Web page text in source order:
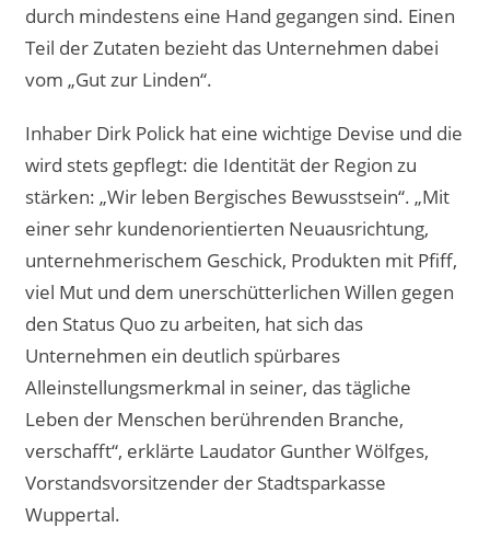
durch mindestens eine Hand gegangen sind. Einen
Teil der Zutaten bezieht das Unternehmen dabei
vom „Gut zur Linden“.
Inhaber Dirk Polick hat eine wichtige Devise und die
wird stets gepflegt: die Identität der Region zu
stärken: „Wir leben Bergisches Bewusstsein“. „Mit
einer sehr kundenorientierten Neuausrichtung,
unternehmerischem Geschick, Produkten mit Pfiff,
viel Mut und dem unerschütterlichen Willen gegen
den Status Quo zu arbeiten, hat sich das
Unternehmen ein deutlich spürbares
Alleinstellungsmerkmal in seiner, das tägliche
Leben der Menschen berührenden Branche,
verschafft“, erklärte Laudator Gunther Wölfges,
Vorstandsvorsitzender der Stadtsparkasse
Wuppertal.